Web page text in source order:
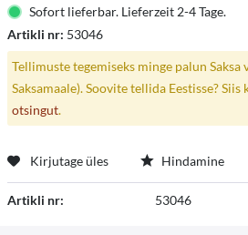
Sofort lieferbar. Lieferzeit 2-4 Tage.
Artikli nr: 53046
Tellimuste tegemiseks minge palun
Saksamaale). Soovite tellida Eestisse? Siis
otsingut.
Kirjutage üles Hindamine
Artikli nr: 53046